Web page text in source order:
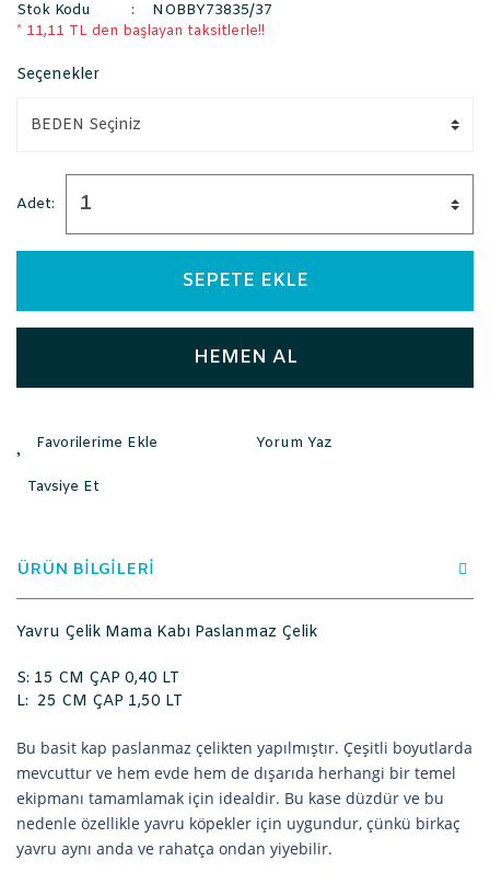
Stok Kodu
NOBBY73835/37
* 11,11 TL den başlayan taksitlerle!!
Seçenekler
Adet:
SEPETE EKLE
HEMEN AL
Yorum Yaz
Tavsiye Et
ÜRÜN BİLGİLERİ
Yavru Çelik Mama Kabı Paslanmaz Çelik
S: 15 CM ÇAP 0,40 LT
L: 25 CM ÇAP 1,50 LT
Bu basit kap paslanmaz çelikten yapılmıştır. Çeşitli boyutlarda
mevcuttur ve hem evde hem de dışarıda herhangi bir temel
ekipmanı tamamlamak için idealdir. Bu kase düzdür ve bu
nedenle özellikle yavru köpekler için uygundur, çünkü birkaç
yavru aynı anda ve rahatça ondan yiyebilir.